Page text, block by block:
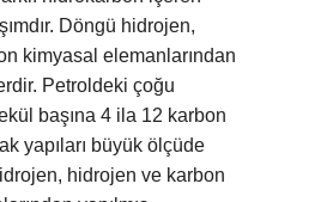
Döngü hidrojen,
kimyasal elemanlarından
Petroldeki çoğu
başına 4 ila 12 karbon
yapıları büyük ölçüde
hidrojen ve karbon